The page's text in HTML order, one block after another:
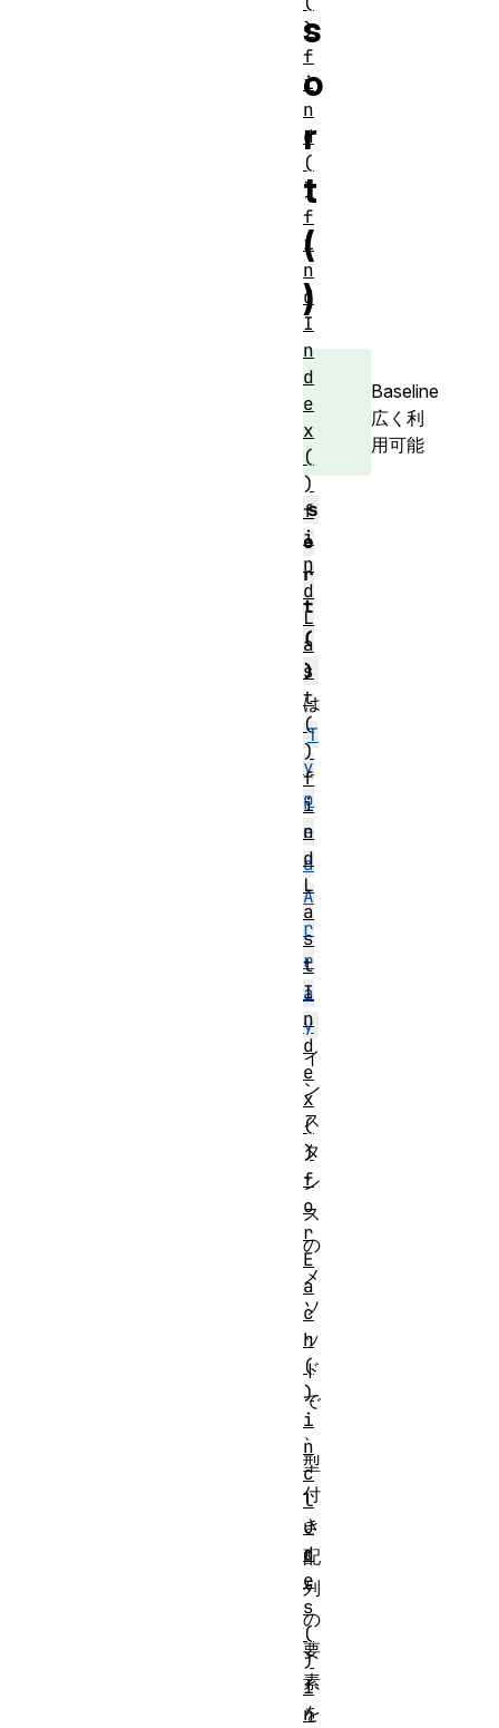
s
o
r
t
(
)
Baseline
広く利
用可能
s
o
r
t
(
)
は
T
y
p
e
d
A
r
r
a
y
イ
ン
ス
タ
ン
ス
の
メ
ソ
ッ
ド
で
、
型
付
き
配
列
の
要
素
を
)
f
i
n
d
(
)
f
i
n
d
I
n
d
e
x
(
)
f
i
n
d
L
a
s
t
(
)
f
i
n
d
L
a
s
t
I
n
d
e
x
(
)
f
o
r
E
a
c
h
(
)
i
n
c
l
u
d
e
s
(
)
i
n